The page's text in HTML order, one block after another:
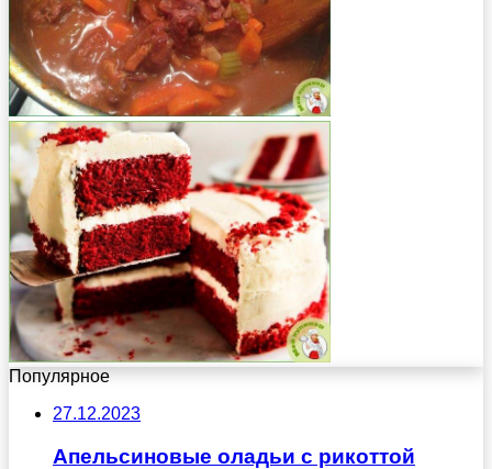
Популярное
27.12.2023
Апельсиновые оладьи с рикоттой